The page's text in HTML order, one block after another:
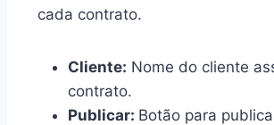
cada contrato.
Cliente: Nome do cliente
contrato.
Publicar: Botão para